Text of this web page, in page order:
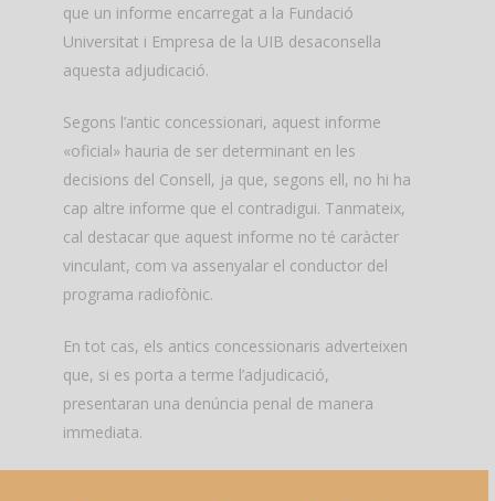
que un informe encarregat a la Fundació
Universitat i Empresa de la UIB desaconsella
aquesta adjudicació.
Segons l’antic concessionari, aquest informe
«oficial» hauria de ser determinant en les
decisions del Consell, ja que, segons ell, no hi ha
cap altre informe que el contradigui. Tanmateix,
cal destacar que aquest informe no té caràcter
vinculant, com va assenyalar el conductor del
programa radiofònic.
En tot cas, els antics concessionaris adverteixen
que, si es porta a terme l’adjudicació,
presentaran una denúncia penal de manera
immediata.